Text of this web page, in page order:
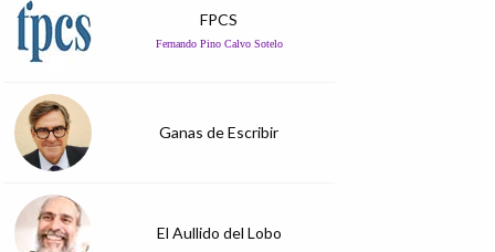
FPCS
Fernando Pino Calvo Sotelo
Ganas de Escribir
El Aullido del Lobo